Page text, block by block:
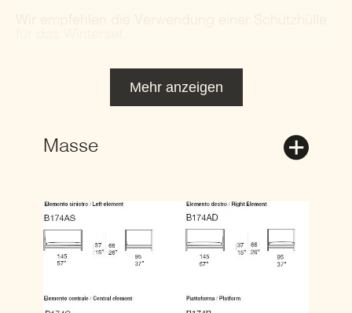
Mehr anzeigen
Masse